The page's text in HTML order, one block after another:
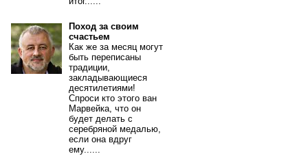
Поход за своим
счастьем
Как же за месяц могут
быть переписаны
традиции,
закладывающиеся
десятилетиями!
Спроси кто этого ван
Марвейка, что он
будет делать с
серебряной медалью,
если она вдруг
ему......